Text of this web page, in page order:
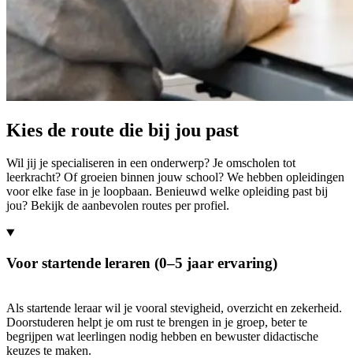
Kies de route die bij jou past
Wil jij je specialiseren in een onderwerp? Je omscholen tot
leerkracht? Of groeien binnen jouw school? We hebben opleidingen
voor elke fase in je loopbaan. Benieuwd welke opleiding past bij
jou? Bekijk de aanbevolen routes per profiel.
Voor startende leraren (0–5 jaar ervaring)
Als startende leraar wil je vooral stevigheid, overzicht en zekerheid.
Doorstuderen helpt je om rust te brengen in je groep, beter te
begrijpen wat leerlingen nodig hebben en bewuster didactische
keuzes te maken.